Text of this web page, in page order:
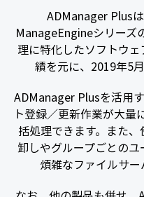
ADManager Plus
ManageEngineシリー
理に特化したソフトウ
績を元に、2019年5
ADManager Plusを活用
ト登録／更新作業が大量
括処理できます。また
卸しやグループごとのユ
煩雑なファイルサー